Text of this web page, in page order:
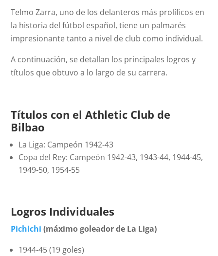
Telmo Zarra, uno de los delanteros más prolíficos en
la historia del fútbol español, tiene un palmarés
impresionante tanto a nivel de club como individual.
A continuación, se detallan los principales logros y
títulos que obtuvo a lo largo de su carrera.
Títulos con el Athletic Club de
Bilbao
La Liga: Campeón 1942-43
Copa del Rey: Campeón 1942-43, 1943-44, 1944-45,
1949-50, 1954-55
Logros Individuales
Pichichi (máximo goleador de La Liga)
1944-45 (19 goles)